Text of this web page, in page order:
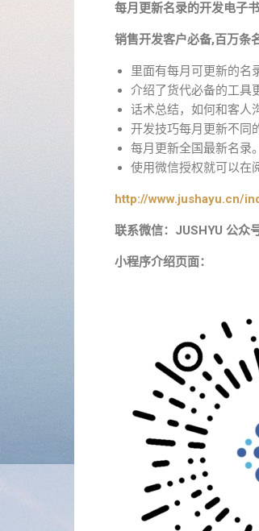
每月更新名录的开发电子
销售开发客户必备,百万条
里面有每月可更新的名
介绍了货代必备的工具
话术总结，如何和客人
开发技巧每月更新不同
每月更新全国最新名录。
使用微信授权就可以在
http://www.jushayu.cn/
联系微信：JUSHYU 公众
小程序介绍页面：